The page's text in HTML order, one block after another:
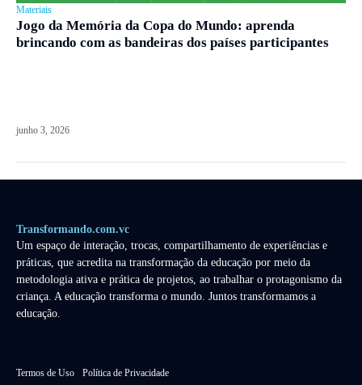
Materiais
Jogo da Memória da Copa do Mundo: aprenda
brincando com as bandeiras dos países participantes
junho 3, 2026
Transformando.com.vc
Um espaço de interação, trocas, compartilhamento de experiências e
práticas, que acredita na transformação da educação por meio da
metodologia ativa e prática de projetos, ao trabalhar o protagonismo da
criança. A educação transforma o mundo. Juntos transformamos a
educação.
Termos de Uso Política de Privacidade